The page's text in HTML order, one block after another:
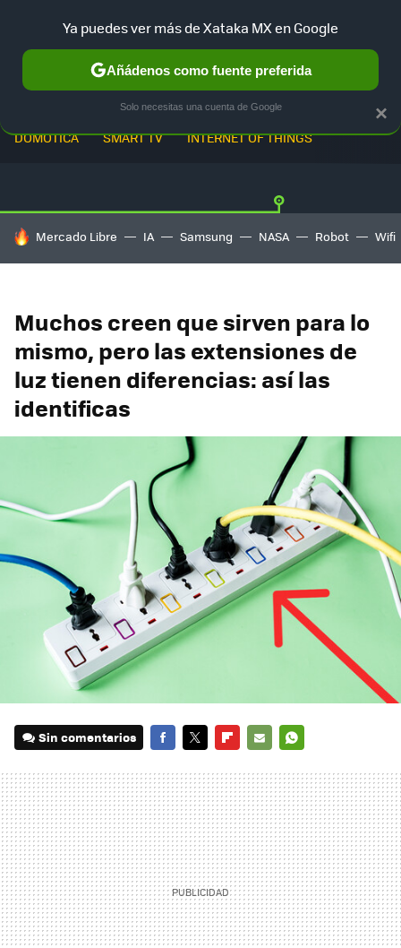
DOMÓTICA SMART TV INTERNET OF THINGS
HOY SE HABLA DE
Mercado Libre IA Samsung NASA Robot Wifi
Muchos creen que sirven para lo
mismo, pero las extensiones de
luz tienen diferencias: así las
identificas
Sin comentarios
MAIL
×
Ya puedes ver más de Xataka MX en Google
Añádenos como fuente preferida
Solo necesitas una cuenta de Google